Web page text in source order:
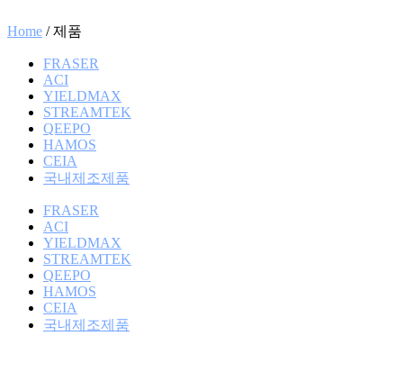
Home / 제품
FRASER
ACI
YIELDMAX
STREAMTEK
QEEPO
HAMOS
CEIA
국내제조제품
FRASER
ACI
YIELDMAX
STREAMTEK
QEEPO
HAMOS
CEIA
국내제조제품